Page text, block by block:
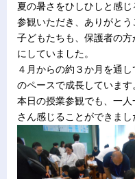
夏の暑さをひしひしと感
参観いただき、ありがとう
子どもたちも、保護者の
にしていました。
４月からの約３か月を通
のペースで成長しています
本日の授業参観でも、一
さん感じることができまし